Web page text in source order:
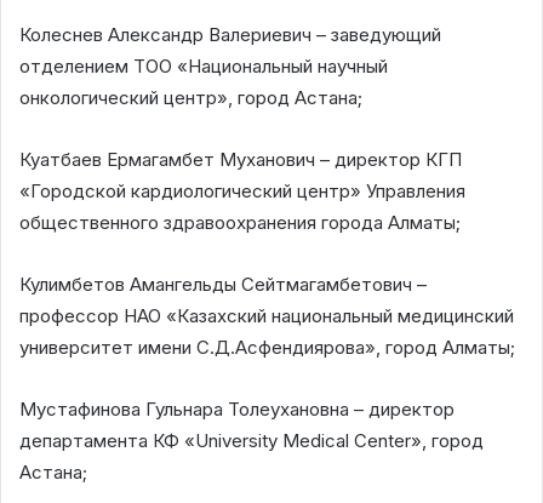
Колеснев Александр Валериевич – заведующий
отделением ТОО «Национальный научный
онкологический центр», город Астана;
Куатбаев Ермагамбет Муханович – директор КГП
«Городской кардиологический центр» Управления
общественного здравоохранения города Алматы;
Кулимбетов Амангельды Сейтмагамбетович –
профессор НАО «Казахский национальный медицинский
университет имени С.Д.Асфендиярова», город Алматы;
Мустафинова Гульнара Толеухановна – директор
департамента КФ «University Medical Center», город
Астана;